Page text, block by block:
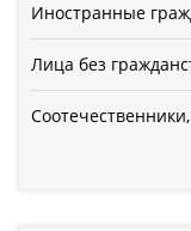
Иностранные
Лица без